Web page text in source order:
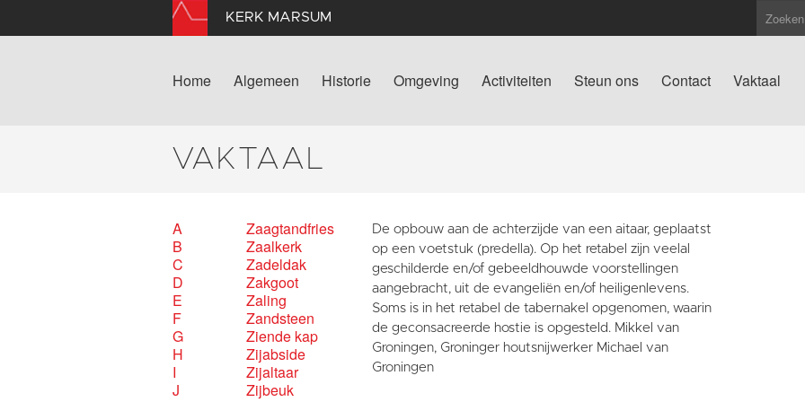
KERK MARSUM
Home Algemeen Historie Omgeving Activiteiten Steun ons Contact Vaktaal
VAKTAAL
A
B
C
D
E
F
G
H
I
J
Zaagtandfries
Zaalkerk
Zadeldak
Zakgoot
Zaling
Zandsteen
Ziende kap
Zijabside
Zijaltaar
Zijbeuk
De opbouw aan de achterzijde van een aitaar, geplaatst
op een voetstuk (predella). Op het retabel zijn veelal
geschilderde en/of gebeeldhouwde voorstellingen
aangebracht, uit de evangeliën en/of heiligenlevens.
Soms is in het retabel de tabernakel opgenomen, waarin
de geconsacreerde hostie is opgesteld. Mikkel van
Groningen, Groninger houtsnijwerker Michael van
Groningen